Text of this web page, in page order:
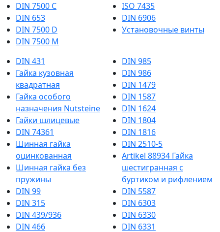
DIN 7500 C
DIN 653
DIN 7500 D
DIN 7500 M
ISO 7435
DIN 6906
Установочные винты
DIN 431
Гайка кузовная
квадратная
Гайка особого
назначения Nutsteine
Гайки шлицевые
DIN 74361
Шинная гайка
оцинкованная
Шинная гайка без
пружины
DIN 99
DIN 315
DIN 439/936
DIN 466
DIN 985
DIN 986
DIN 1479
DIN 1587
DIN 1624
DIN 1804
DIN 1816
DIN 2510-5
Artikel 88934 Гайка
шестигранная с
буртиком и рифлением
DIN 5587
DIN 6303
DIN 6330
DIN 6331